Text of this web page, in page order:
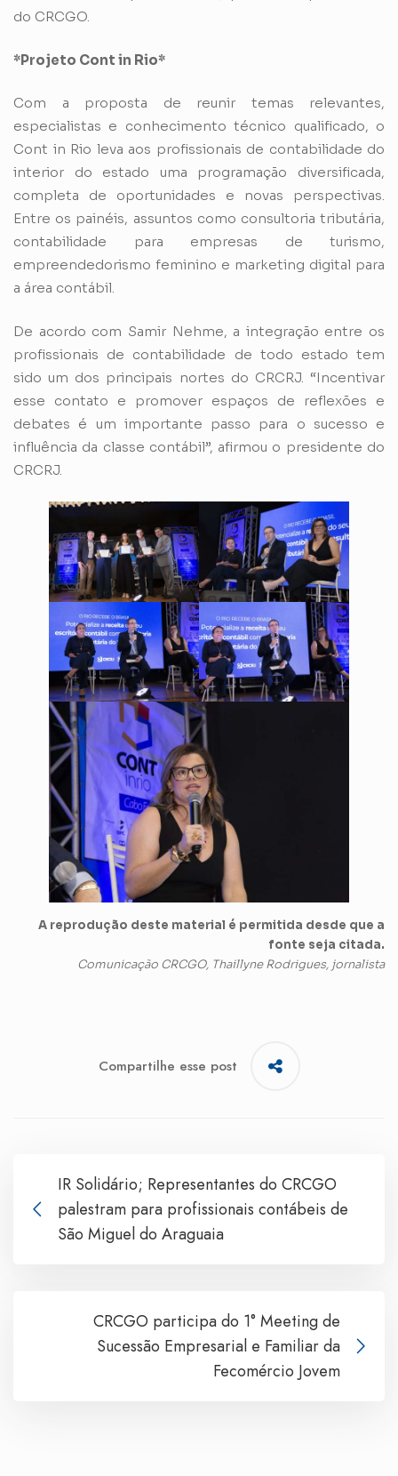
do CRCGO.
*Projeto Cont in Rio*
Com a proposta de reunir temas relevantes,
especialistas e conhecimento técnico qualificado, o
Cont in Rio leva aos profissionais de contabilidade do
interior do estado uma programação diversificada,
completa de oportunidades e novas perspectivas.
Entre os painéis, assuntos como consultoria tributária,
contabilidade para empresas de turismo,
empreendedorismo feminino e marketing digital para
a área contábil.
De acordo com Samir Nehme, a integração entre os
profissionais de contabilidade de todo estado tem
sido um dos principais nortes do CRCRJ. “Incentivar
esse contato e promover espaços de reflexões e
debates é um importante passo para o sucesso e
influência da classe contábil”, afirmou o presidente do
CRCRJ.
A reprodução deste material é permitida desde que a
fonte seja citada.
Comunicação CRCGO, Thaillyne Rodrigues, jornalista
Compartilhe esse post
IR Solidário; Representantes do CRCGO
palestram para profissionais contábeis de
São Miguel do Araguaia
CRCGO participa do 1° Meeting de
Sucessão Empresarial e Familiar da
Fecomércio Jovem